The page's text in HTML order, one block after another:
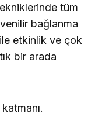
tüm
bağlanma
ile etkinlik ve çok
bir arada